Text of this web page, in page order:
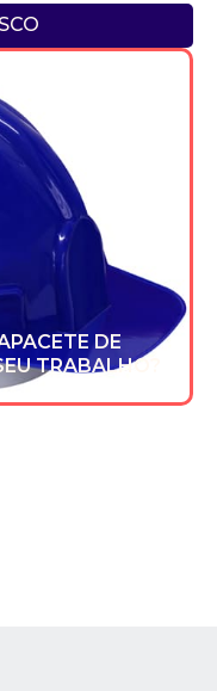
DE
TRABALHO?